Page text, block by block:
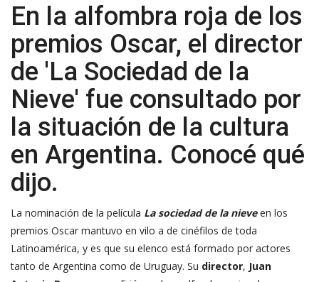
En la alfombra roja de los
premios Oscar, el director
de 'La Sociedad de la
Nieve' fue consultado por
la situación de la cultura
en Argentina. Conocé qué
dijo.
La nominación de la película La sociedad de la nieveen los
premios Oscar mantuvo en vilo a de cinéfilos de toda
Latinoamérica, y es que su elenco está formado por actores
tanto de Argentina como de Uruguay. Su director, Juan